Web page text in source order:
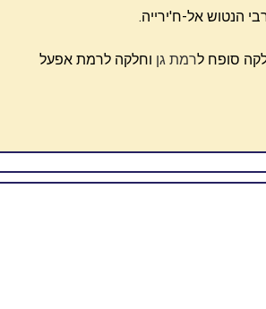
הנטוש אל-ח'ירייה.
סופח לרמת גן וחלקה לרמת אפעל